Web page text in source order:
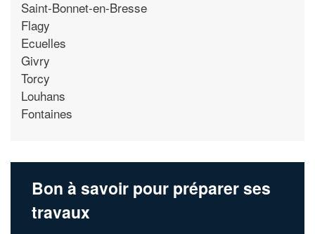
Saint-Bonnet-en-Bresse
Flagy
Ecuelles
Givry
Torcy
Louhans
Fontaines
Bon à savoir pour préparer ses
travaux